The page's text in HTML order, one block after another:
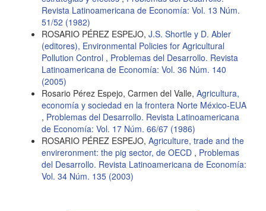
Revista Latinoamericana de Economía: Vol. 13 Núm.
51/52 (1982)
ROSARIO PÉREZ ESPEJO, J.S. Shortle y D. Abler
(editores), Environmental Policies for Agricultural
Pollution Control , Problemas del Desarrollo. Revista
Latinoamericana de Economía: Vol. 36 Núm. 140
(2005)
Rosario Pérez Espejo, Carmen del Valle, Agricultura,
economía y sociedad en la frontera Norte México-EUA
, Problemas del Desarrollo. Revista Latinoamericana
de Economía: Vol. 17 Núm. 66/67 (1986)
ROSARIO PÉREZ ESPEJO, Agriculture, trade and the
envireronment: the pig sector, de OECD , Problemas
del Desarrollo. Revista Latinoamericana de Economía:
Vol. 34 Núm. 135 (2003)